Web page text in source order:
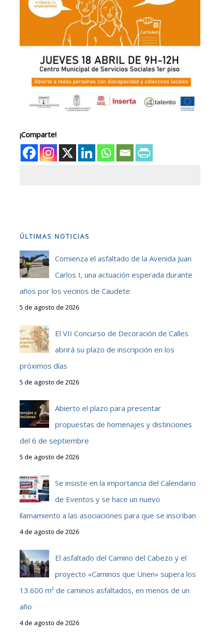
¡Comparte!
ÚLTIMAS NOTICIAS
Comienza el asfaltado de la Avenida Juan
Carlos I, una actuación esperada durante
años por los vecinos de Caudete
5 de agosto de 2026
El VII Concurso de Decoración de Calles
abrirá su plazo de inscripción en los
próximos días
5 de agosto de 2026
Abierto el plazo para presentar
propuestas de homenajes y distinciones
del 6 de septiembre
5 de agosto de 2026
Se insiste en la importancia del Calendario
de Eventos y se hace un nuevo
llamamiento a las asociaciones para que se inscriban
4 de agosto de 2026
El asfaltado del Camino del Cabezo y el
proyecto «Caminos que Unen» supera los
13.600 m² de caminos asfaltados, en menos de un
año
4 de agosto de 2026